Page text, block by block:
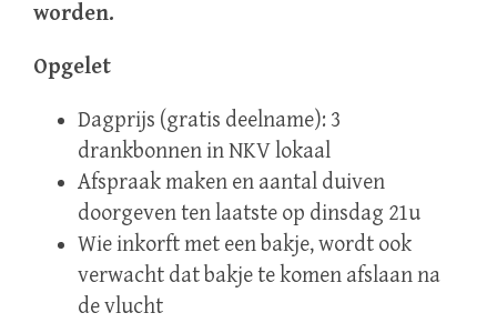
worden.
Opgelet
Dagprijs (gratis deelname): 3
drankbonnen in NKV lokaal
Afspraak maken en aantal duiven
doorgeven ten laatste op dinsdag 21u
Wie inkorft met een bakje, wordt ook
verwacht dat bakje te komen afslaan na
de vlucht